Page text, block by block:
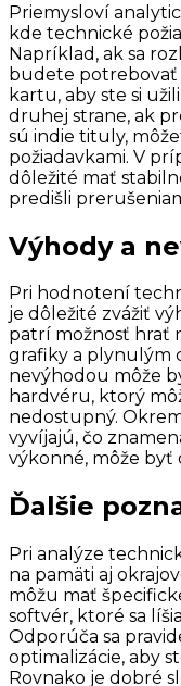
Priemysloví
kde technické
Napríklad, ak sa
budete potrebovať
kartu, aby ste si
druhej strane, ak
sú indie tituly,
požiadavkami. V
dôležité mať
predišli
Výhody a
Pri hodnotení
je dôležité zvážiť
patrí možnosť hrať
grafiky a plynulým
nevýhodou môže
hardvéru, ktorý
nedostupný.
vyvíjajú, čo
výkonné, môže byť
Ďalšie
Pri analýze
na pamäti aj
môžu mať
softvér, ktoré sa
Odporúča sa
optimalizácie, aby
Rovnako je dobré